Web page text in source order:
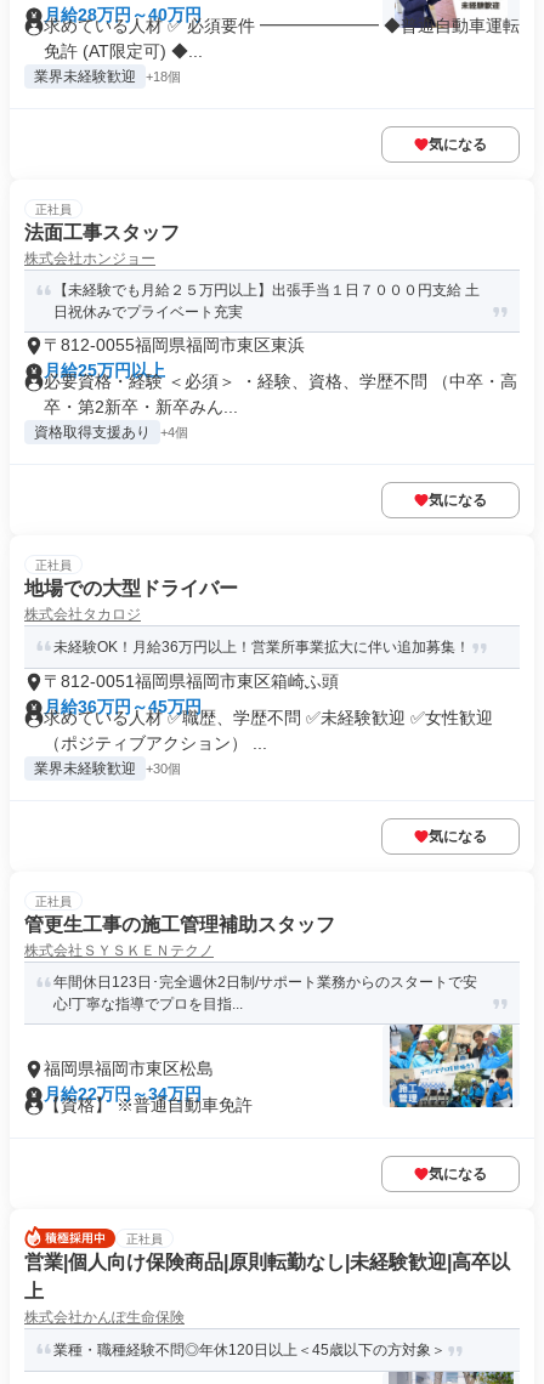
月給28万円～40万円
求めている人材 ✅ 必須要件 ━━━━━━━ ◆普通自動車運転
免許 (AT限定可) ◆...
業界未経験歓迎 +18個
気になる
正社員
法面工事スタッフ
株式会社ホンジョー
【未経験でも月給２５万円以上】出張手当１日７０００円支給 土
日祝休みでプライベート充実
〒812-0055福岡県福岡市東区東浜
月給25万円以上
必要資格・経験 ＜必須＞ ・経験、資格、学歴不問 （中卒・高
卒・第2新卒・新卒みん...
資格取得支援あり +4個
気になる
正社員
地場での大型ドライバー
株式会社タカロジ
未経験OK！月給36万円以上！営業所事業拡大に伴い追加募集！
〒812-0051福岡県福岡市東区箱崎ふ頭
月給36万円～45万円
求めている人材 ✅職歴、学歴不問 ✅未経験歓迎 ✅女性歓迎
（ポジティブアクション） ...
業界未経験歓迎 +30個
気になる
正社員
管更生工事の施工管理補助スタッフ
株式会社ＳＹＳＫＥＮテクノ
年間休日123日･完全週休2日制/サポート業務からのスタートで安
心!丁寧な指導でプロを目指...
福岡県福岡市東区松島
月給22万円～34万円
【資格】 ※普通自動車免許
気になる
正社員
営業|個人向け保険商品|原則転勤なし|未経験歓迎|高卒以
上
株式会社かんぽ生命保険
業種・職種経験不問◎年休120日以上＜45歳以下の方対象＞